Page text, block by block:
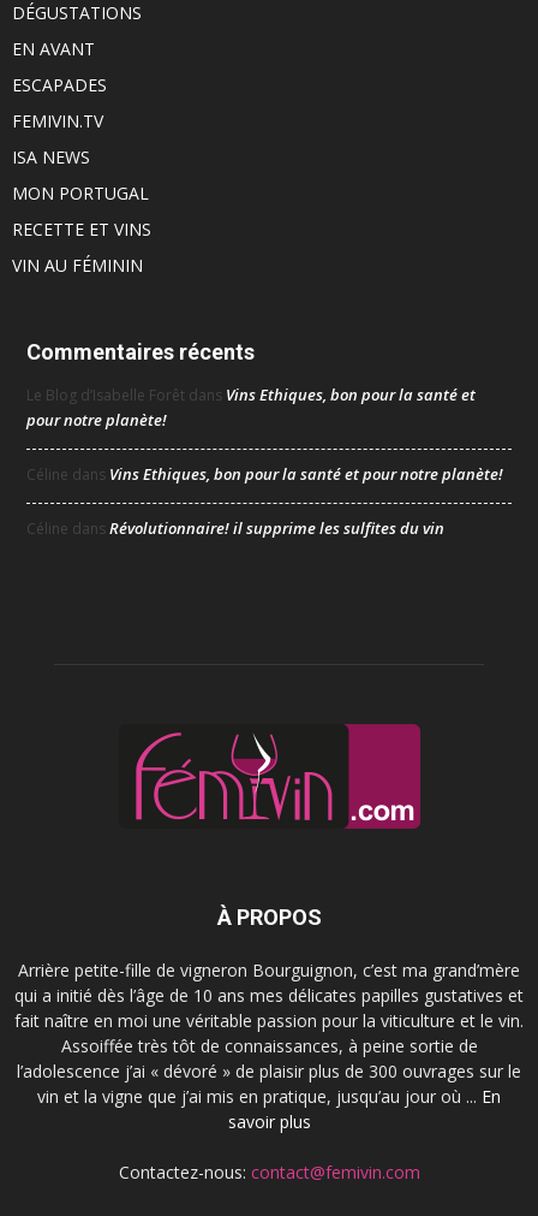
DÉGUSTATIONS
EN AVANT
ESCAPADES
FEMIVIN.TV
ISA NEWS
MON PORTUGAL
RECETTE ET VINS
VIN AU FÉMININ
Commentaires récents
Le Blog d’Isabelle Forêt dans Vins Ethiques, bon pour la santé et
pour notre planète!
Céline dans Vins Ethiques, bon pour la santé et pour notre planète!
Céline dansRévolutionnaire! il supprime les sulfites du vin
À PROPOS
Arrière petite-fille de vigneron Bourguignon, c’est ma grand’mère
qui a initié dès l’âge de 10 ans mes délicates papilles gustatives et
fait naître en moi une véritable passion pour la viticulture et le vin.
Assoiffée très tôt de connaissances, à peine sortie de
l’adolescence j’ai « dévoré » de plaisir plus de 300 ouvrages sur le
vin et la vigne que j’ai mis en pratique, jusqu’au jour où ... En
savoir plus
Contactez-nous: contact@femivin.com